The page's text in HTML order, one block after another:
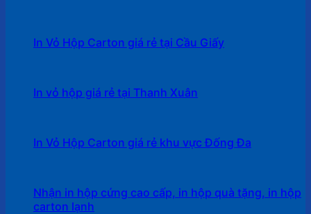
In Vỏ Hộp Carton giá rẻ tại Cầu Giấy
In vỏ hộp giá rẻ tại Thanh Xuân
In Vỏ Hộp Carton giá rẻ khu vực Đống Đa
Nhận in hộp cứng cao cấp, in hộp quà tặng, in hộp
carton lạnh